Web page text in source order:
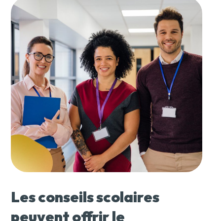
Les conseils scolaires
peuvent offrir le